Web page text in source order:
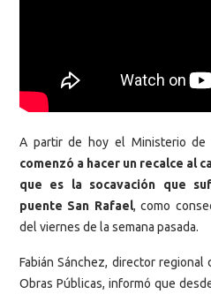
A partir de hoy el Ministerio de
comenzó a hacer un recalce al
que es la socavación que
puente San Rafael, como
del viernes de la semana pasada.
Fabián Sánchez, director
Obras Públicas, informó que